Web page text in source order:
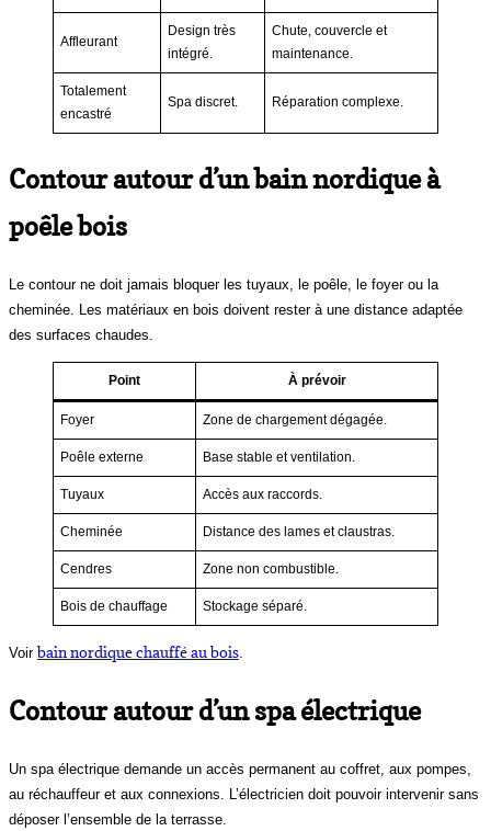
Affleurant
Design très
intégré.
Chute, couvercle et
maintenance.
Totalement
encastré
Spa discret. Réparation complexe.
Contour autour d’un bain nordique à
poêle bois
Le contour ne doit jamais bloquer les tuyaux, le poêle, le foyer ou la
cheminée. Les matériaux en bois doivent rester à une distance adaptée
des surfaces chaudes.
Point À prévoir
Foyer Zone de chargement dégagée.
Poêle externe Base stable et ventilation.
Tuyaux Accès aux raccords.
Cheminée Distance des lames et claustras.
Cendres Zone non combustible.
Bois de chauffage Stockage séparé.
Voir bain nordique chauffé au bois
Contour autour d’un spa électrique
Un spa électrique demande un accès permanent au coffret, aux pompes,
au réchauffeur et aux connexions. L’électricien doit pouvoir intervenir sans
déposer l’ensemble de la terrasse.